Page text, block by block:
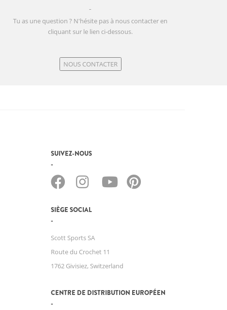
Tu as une question ? N'hésite pas à nous contacter en
cliquant sur le lien ci-dessous.
NOUS CONTACTER
SUIVEZ-NOUS
SIÈGE SOCIAL
Scott Sports SA
Route du Crochet 11
1762 Givisiez, Switzerland
CENTRE DE DISTRIBUTION EUROPÉEN